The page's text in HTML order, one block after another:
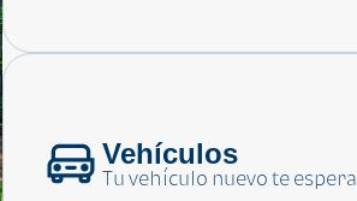
Vehículos
Tu vehículo nuevo te espera